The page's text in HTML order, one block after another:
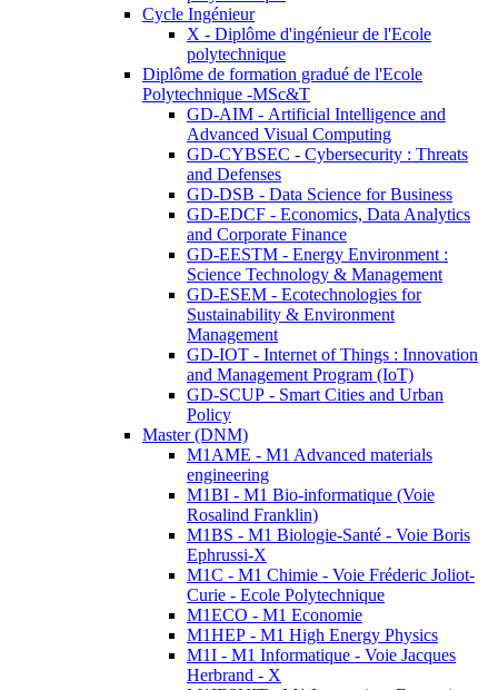
Cycle Ingénieur
X - Diplôme d'ingénieur de l'Ecole
polytechnique
Diplôme de formation gradué de l'Ecole
Polytechnique -MSc&T
GD-AIM - Artificial Intelligence and
Advanced Visual Computing
GD-CYBSEC - Cybersecurity : Threats
and Defenses
GD-DSB - Data Science for Business
GD-EDCF - Economics, Data Analytics
and Corporate Finance
GD-EESTM - Energy Environment :
Science Technology & Management
GD-ESEM - Ecotechnologies for
Sustainability & Environment
Management
GD-IOT - Internet of Things : Innovation
and Management Program (IoT)
GD-SCUP - Smart Cities and Urban
Policy
Master (DNM)
M1AME - M1 Advanced materials
engineering
M1BI - M1 Bio-informatique (Voie
Rosalind Franklin)
M1BS - M1 Biologie-Santé - Voie Boris
Ephrussi-X
M1C - M1 Chimie - Voie Fréderic Joliot-
Curie - Ecole Polytechnique
M1ECO - M1 Economie
M1HEP - M1 High Energy Physics
M1I - M1 Informatique - Voie Jacques
Herbrand - X